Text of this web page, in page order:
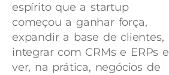
espírito que a startup
começou a ganhar força,
expandir a base de clientes,
integrar com CRMs e ERPs e
ver, na prática, negócios de